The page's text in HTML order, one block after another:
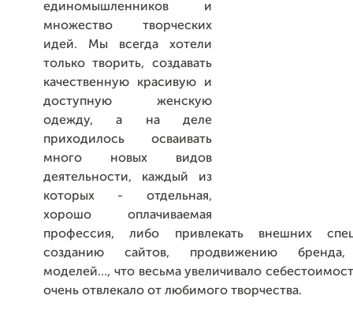
единомышленников и
множество творческих
идей. Мы всегда хотели
только творить, создавать
качественную красивую и
доступную женскую
одежду, а на деле
приходилось осваивать
много новых видов
деятельности, каждый из
которых - отдельная,
хорошо оплачиваемая
профессия, либо привлекать внешних
созданию сайтов, продвижению бренда,
моделей…, что весьма увеличивало
очень отвлекало от любимого творчества.